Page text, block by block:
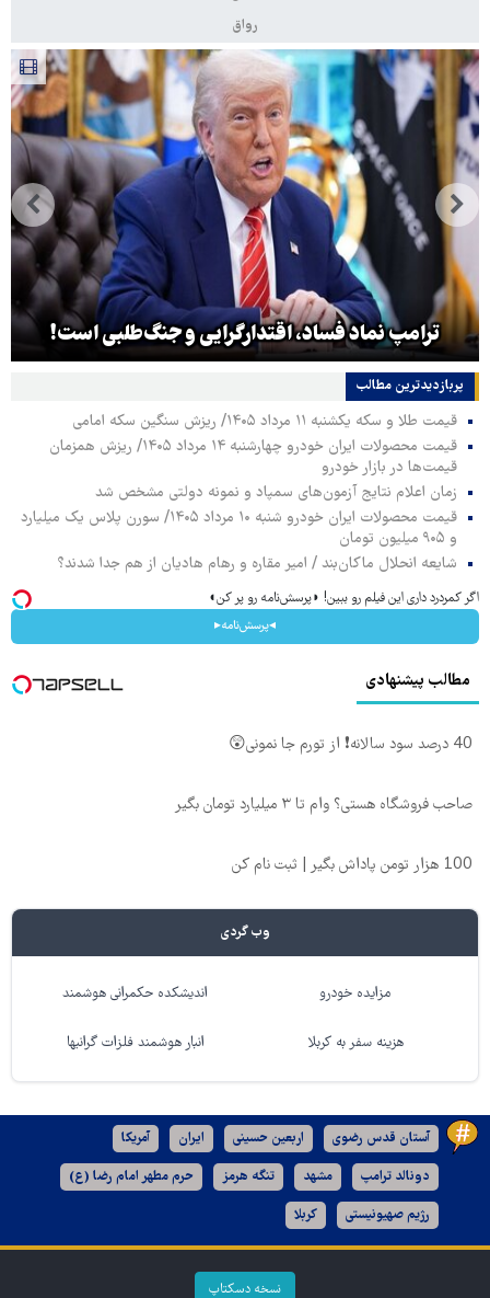
رواق
ترامپ نماد فساد، اقتدارگرایی و جنگ‌طلبی است!
پربازدیدترین‌ مطالب
قیمت طلا و سکه یکشنبه ۱۱ مرداد ۱۴۰۵/ ریزش سنگین سکه امامی
قیمت محصولات ایران خودرو چهارشنبه ۱۴ مرداد ۱۴۰۵/ ریزش همزمان
قیمت‌ها در بازار خودرو
زمان اعلام نتایج آزمون‌های سمپاد و نمونه دولتی مشخص شد
قیمت محصولات ایران خودرو شنبه ۱۰ مرداد ۱۴۰۵/ سورن پلاس یک میلیارد
و ۹۰۵ میلیون تومان
شایعه انحلال ماکان‌بند / امیر مقاره و رهام هادیان از هم جدا شدند؟
اگر کمردرد داری این فیلم رو ببین! ◗پرسش‌نامه رو پر کن◖
◂پرسش‌نامه▸
مطالب پیشنهادی
40 درصد سود سالانه❗ از تورم جا نمونی😲
صاحب فروشگاه هستی؟ وام تا ۳ میلیارد تومان بگیر
100 هزار تومن پاداش بگیر | ثبت نام کن
وب گردی
مزایده خودرو اندیشکده حکمرانی هوشمند
هزینه سفر به کربلا انبار هوشمند فلزات گرانبها
آستان قدس رضوی اربعین حسینی ایران آمریکا
دونالد ترامپ مشهد تنگه هرمز حرم مطهر امام رضا (ع)
رژیم صهیونیستی کربلا
نسخه دسکتاپ